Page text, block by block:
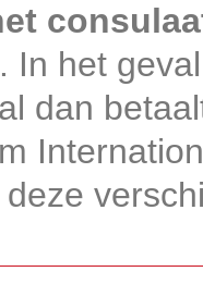
In het
dan